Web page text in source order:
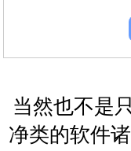
当然也不是
净类的软件